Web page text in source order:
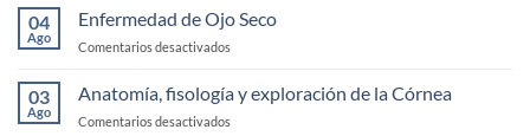
04
Ago
Enfermedad de Ojo Seco
Comentarios desactivados
Ojo
Seco
03
Ago
Anatomía, fisología y exploración de la Córnea
Comentarios desactivados